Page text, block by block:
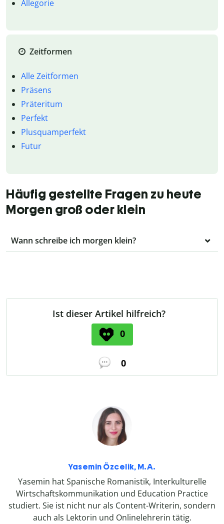
Allegorie
Zeitformen
Alle Zeitformen
Präsens
Präteritum
Perfekt
Plusquamperfekt
Futur
Häufig gestellte Fragen zu heute
Morgen groß oder klein
Wann schreibe ich morgen klein?
Ist dieser Artikel hilfreich?
0
0
Yasemin Özcelik, M.A.
Yasemin hat Spanische Romanistik, Interkulturelle
Wirtschaftskommunikation und Education Practice
studiert. Sie ist nicht nur als Content-Writerin, sondern
auch als Lektorin und Onlinelehrerin tätig.